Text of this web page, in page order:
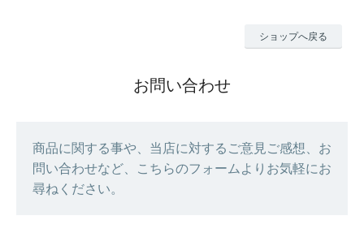
ショップへ戻る
お問い合わせ
商品に関する事や、当店に対するご意見ご感想、お
問い合わせなど、こちらのフォームよりお気軽にお
尋ねください。